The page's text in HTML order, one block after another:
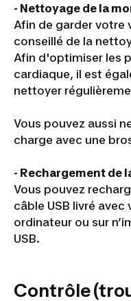
- Nettoyage de la
Afin de garder votre
conseillé de la
Afin d'optimiser les
cardiaque, il est
nettoyer
Vous pouvez aussi
charge avec une
- Rechargement de
Vous pouvez
câble USB livré
ordinateur ou sur
USB.
Contrôle